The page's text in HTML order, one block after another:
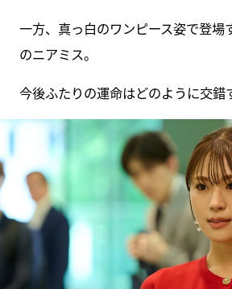
一方、真っ白のワンピース姿で登場
のニアミス。
今後ふたりの運命はどのように交錯